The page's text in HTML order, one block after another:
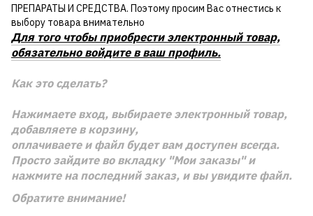
ПРЕПАРАТЫ И СРЕДСТВА. Поэтому просим Вас отнестись к
выбору товара внимательно
Для того чтобы приобрести электронный товар,
обязательно войдите в ваш профиль.
Как это сделать?
Нажимаете вход, выбираете электронный товар,
добавляете в корзину,
оплачиваете и файл будет вам доступен всегда.
Просто зайдите во вкладку "Мои заказы" и
нажмите на последний заказ, и вы увидите файл.
Обратите внимание!